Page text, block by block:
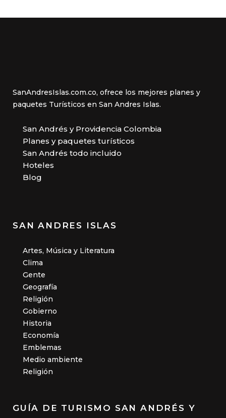
SanAndresIslas.com.co, ofrece los mejores planes y
paquetes Turísticos en San Andres Islas.
San Andrés y Providencia Colombia
Planes y paquetes turísticos
San Andrés todo incluido
Hoteles
Blog
SAN ANDRES ISLAS
Artes, Música y Literatura
Clima
Gente
Geografía
Religión
Gobierno
Historia
Economía
Emblemas
Medio ambiente
Religión
GUÍA DE TURISMO SAN ANDRÉS Y